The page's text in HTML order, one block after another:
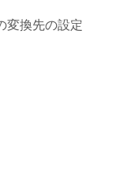
変換先の設定